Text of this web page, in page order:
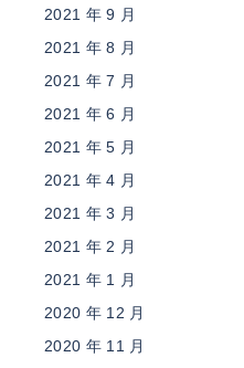
2021 年 9 月
2021 年 8 月
2021 年 7 月
2021 年 6 月
2021 年 5 月
2021 年 4 月
2021 年 3 月
2021 年 2 月
2021 年 1 月
2020 年 12 月
2020 年 11 月